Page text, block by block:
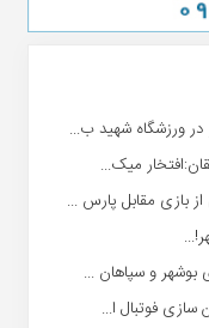
ورزشگاه شهید ب...
میک...
بازی مقابل پارس ...
بوشهر و سپاهان ...
سازی فوتبال ا...